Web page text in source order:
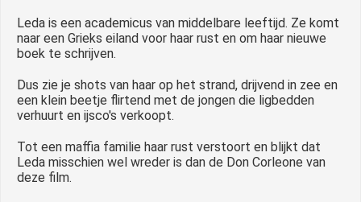
Leda is een academicus van middelbare leeftijd. Ze komt
naar een Grieks eiland voor haar rust en om haar nieuwe
boek te schrijven.
Dus zie je shots van haar op het strand, drijvend in zee en
een klein beetje flirtend met de jongen die ligbedden
verhuurt en ijsco's verkoopt.
Tot een maffia familie haar rust verstoort en blijkt dat
Leda misschien wel wreder is dan de Don Corleone van
deze film.